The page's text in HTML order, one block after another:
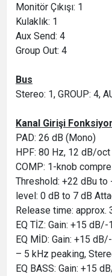
Monitör Çıkışı: 1
Kulaklık: 1
Aux Send: 4
Group Out: 4
Bus
Stereo: 1, GROUP: 4,
Kanal Girişi
PAD: 26 dB (Mono)
HPF: 80 Hz, 12 dB/
COMP: 1-knob
Threshold: +22 dBu to
level: 0 dB to 7 dB
Release time: approx.
EQ TİZ: Gain: +15
EQ MİD: Gain: +15
– 5 kHz peaking,
EQ BASS: Gain: +15